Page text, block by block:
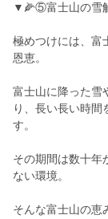
▼🌽⑤富士山の雪
極めつけには、富
恩恵。
富士山に降った雪
り、長い長い時間
す。
その期間は数十年
ない環境。
そんな富士山の恵